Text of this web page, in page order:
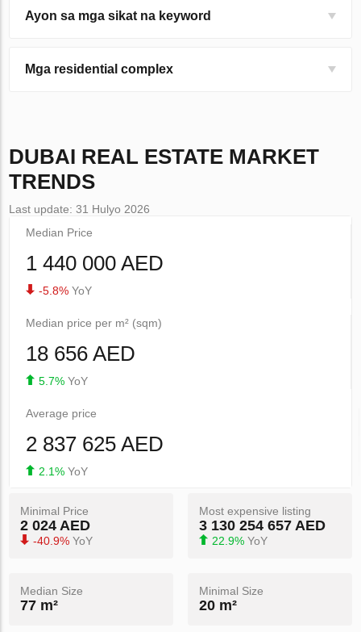
Ayon sa mga sikat na keyword
Mga residential complex
DUBAI REAL ESTATE MARKET
TRENDS
Last update: 31 Hulyo 2026
Median Price
1 440 000 AED
-5.8% YoY
Median price per m² (sqm)
18 656 AED
5.7% YoY
Average price
2 837 625 AED
2.1% YoY
Minimal Price
2 024 AED
-40.9% YoY
Most expensive listing
3 130 254 657 AED
22.9% YoY
Median Size
77 m²
Minimal Size
20 m²